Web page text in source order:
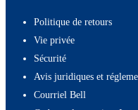
Politique de retours
Vie privée
Sécurité
Avis juridiques et
Courriel Bell